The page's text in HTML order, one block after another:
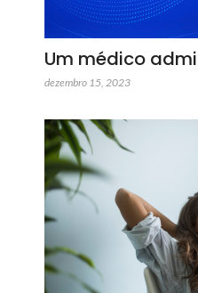
Um médico
dezembro 15, 2023